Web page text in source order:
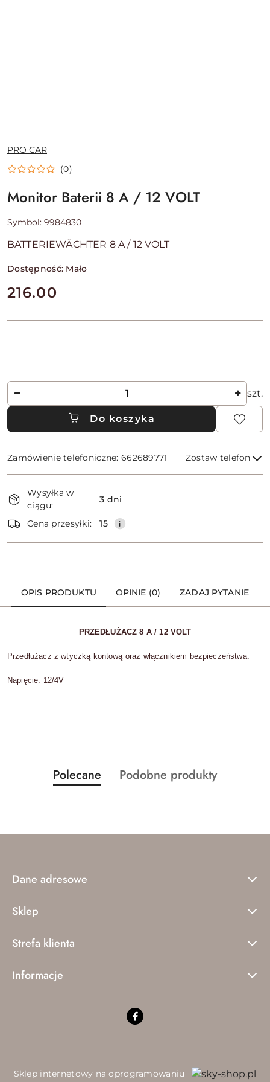
NAZWA
PRODUCENTA:
PRO CAR
(0)
Monitor Baterii 8 A / 12 VOLT
Symbol: 9984830
BATTERIEWÄCHTER 8 A / 12 VOLT
Dostępność: Mało
cena:
216.00
Ilość szt.
Do koszyka
Zamówienie telefoniczne: 662689771 Zostaw telefon
i
dostawa
Wysyłka w
ciągu:
3 dni
Cena przesyłki: 15
OPIS PRODUKTU OPINIE (0) ZADAJ PYTANIE
PRZEDŁUŻACZ 8 A / 12 VOLT
Przedłużacz z wtyczką kontową oraz włącznikiem bezpieczeństwa.
Napięcie: 12/4V
Pomiń karuzelę produktów
Produkty
o
Polecane
Produkty
Podobne produkty
Dane adresowe
Sklep
Strefa klienta
Informacje
Sklep internetowy na oprogramowaniu